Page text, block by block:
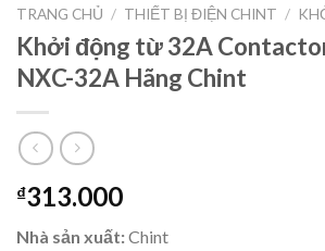
TRANG CHỦ / THIẾT BỊ ĐIỆN CHINT /
Khởi động từ 32A
NXC-32A Hãng Chint
₫313.000
Nhà sản xuất:Chint